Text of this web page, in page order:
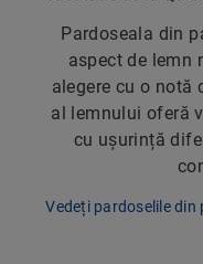
Pardoseala din
aspect de lemn
alegere cu o notă
al lemnului oferă
cu ușurință
Vedeți pardoselile din